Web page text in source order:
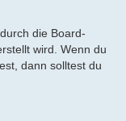
die Board-
wird. Wenn du
dann solltest du